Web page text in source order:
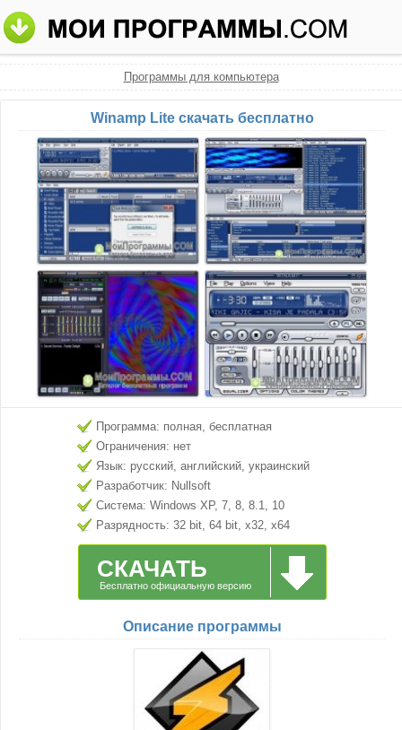
Программы для компьютера
Winamp Lite скачать бесплатно
Программа: полная, бесплатная
Ограничения: нет
Язык: русский, английский, украинский
Разработчик: Nullsoft
Система: Windows XP, 7, 8, 8.1, 10
Разрядность: 32 bit, 64 bit, x32, x64
СКАЧАТЬ
Бесплатно официальную версию
Описание программы